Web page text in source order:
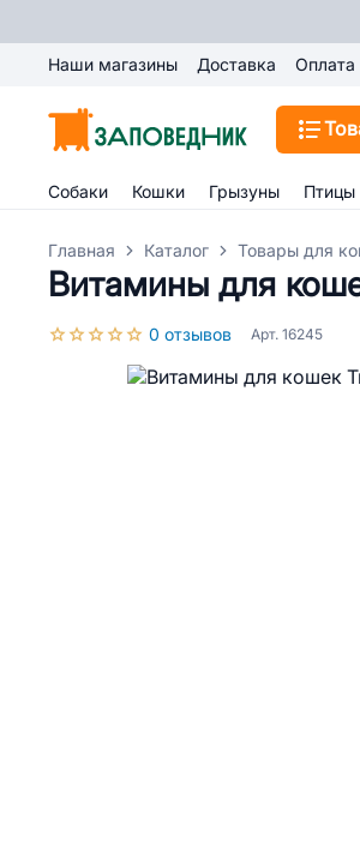
Наши магазины Доставка Оплата
Собаки Кошки Грызуны Птицы
Главная Каталог Товары для
Витамины для
0 отзывов Арт. 16245